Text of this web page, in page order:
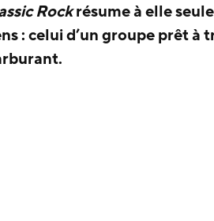
Rockrésume à elle
: celui d’un groupe prêt à